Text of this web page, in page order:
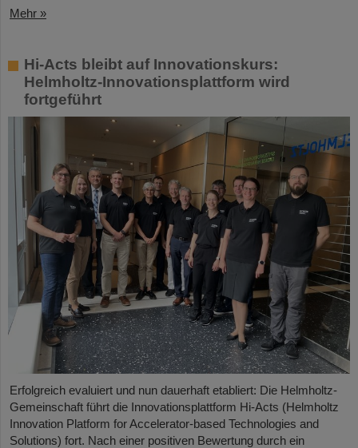
Mehr »
Hi-Acts bleibt auf Innovationskurs:
Helmholtz-Innovationsplattform wird
fortgeführt
Erfolgreich evaluiert und nun dauerhaft etabliert: Die Helmholtz-
Gemeinschaft führt die Innovationsplattform Hi-Acts (Helmholtz
Innovation Platform for Accelerator-based Technologies and
Solutions) fort. Nach einer positiven Bewertung durch ein